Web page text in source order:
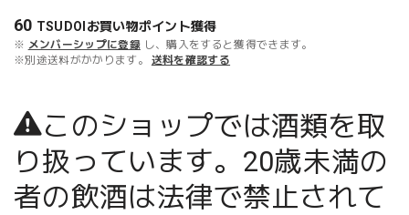
60 TSUDOIお買い物ポイント獲得
※ メンバーシップに登録 し、購入をすると獲得できます。
※別途送料がかかります。
送料を確認する
このショップでは酒類を取
り扱っています。20歳未満の
者の飲酒は法律で禁止されて